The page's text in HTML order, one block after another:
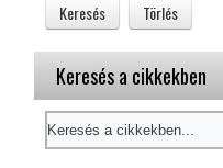
Keresés a cikkekben